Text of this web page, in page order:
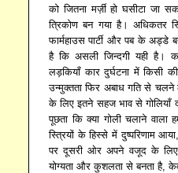
को जितना मर्ज़ी हो घसीटा
त्रिकोण बन गया है। अधिकतर
फार्महाउस पार्टी और पब के
है कि असली जिन्दगी यही है।
लड़कियाँ कार दुर्घटना में किसी
उन्मुक्तता फिर अबाध गति से
के लिए इतने सहज भाव से गोलियाँ
पूछता कि क्या गोली चलाने
स्त्रियों के हिस्से में दुष्परिणाम
पर दूसरी ओर अपने वजूद के लिए
योग्यता और कुशलता से बनता है,